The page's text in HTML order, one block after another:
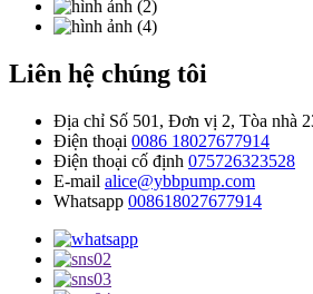
Liên hệ chúng tôi
Địa chỉ Số 501, Đơn vị 2, Tòa nhà
Điện thoại 0086 18027677914
Điện thoại cố định 075726323528
E-mail alice@ybbpump.com
Whatsapp 008618027677914